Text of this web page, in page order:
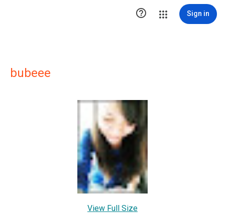
 Sign in
bubeee
View Full Size